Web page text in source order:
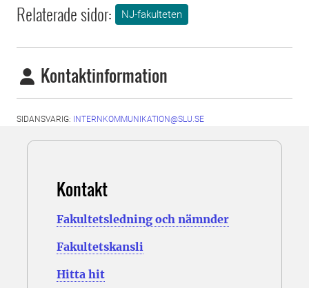
Relaterade sidor: NJ-fakulteten
Kontaktinformation
SIDANSVARIG: INTERNKOMMUNIKATION@SLU.SE
Kontakt
Fakultetsledning och nämnder
Fakultetskansli
Hitta hit